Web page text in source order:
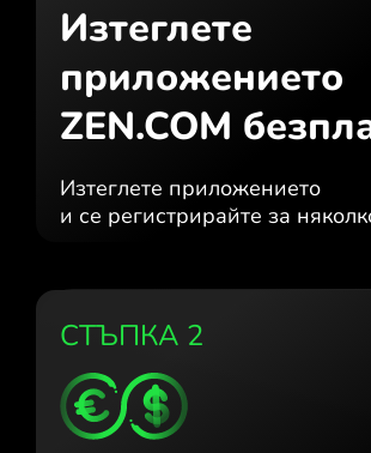
Изтеглете
приложението
ZEN.COM
Изтеглете приложението
и се регистрирайте за
СТЪПКА 2